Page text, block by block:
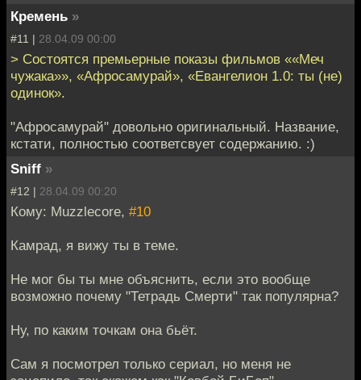
Кремень »
#11 | 28.04.09 00:00
> Состоятся премьерные показы фильмов ««Меч
чужака»», «Афросамурай», «Евангелион 1.0: ты (не)
одинок».
"Афросамурай" довольно оригинальный. Название,
кстати, полностью соответсвует содержанию. :)
Sniff »
#12 | 28.04.09 00:20
Кому: Muzzlecore, #10
Камрад, я вижу ты в теме.
Не мог бы ты мне объяснить, если это вообще
возможно почему "Тетрадь Смерти" так популярна?
Ну, по каким точкам она бьёт.
Сам я посмотрел только сериал, но меня не